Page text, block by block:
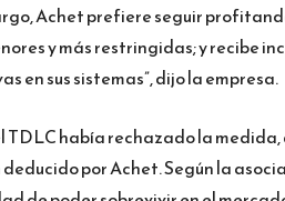
Achet prefiere seguir
y más restringidas; y recibe
en sus sistemas”, dijo la empresa.
TDLC había rechazado la
por Achet. Según la